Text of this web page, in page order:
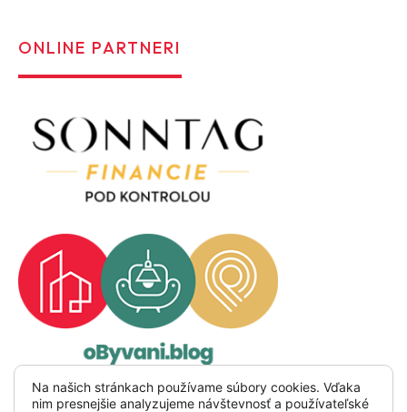
ONLINE PARTNERI
Na našich stránkach používame súbory cookies. Vďaka
nim presnejšie analyzujeme návštevnosť a používateľské